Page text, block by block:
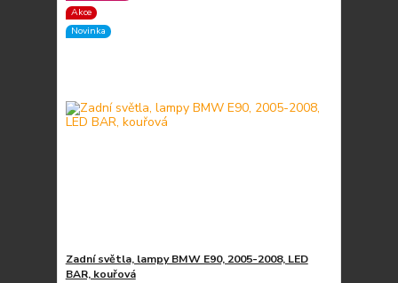
Akce
Novinka
Zadní světla, lampy BMW E90, 2005-2008, LED
BAR, kouřová